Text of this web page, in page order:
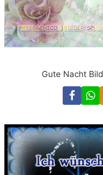
Gute Nacht